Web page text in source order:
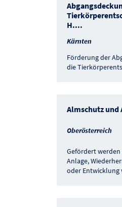
H....
Kärnten
Förderung der
die
Almschutz
Oberösterreich
Gefördert
Anlage,
oder Entwicklung